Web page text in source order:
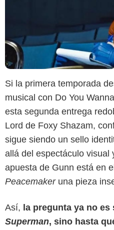
Si la primera temporada
musical con Do You
esta segunda entrega
Lord de Foxy Shazam,
sigue siendo un sello
allá del espectáculo visual
apuesta de Gunn está en
Peacemaker una pieza
Así, la pregunta ya no
Superman, sino hasta